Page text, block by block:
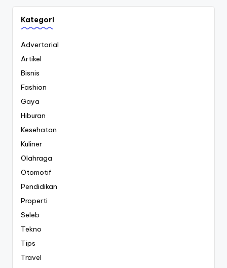
Kategori
Advertorial
Artikel
Bisnis
Fashion
Gaya
Hiburan
Kesehatan
Kuliner
Olahraga
Otomotif
Pendidikan
Properti
Seleb
Tekno
Tips
Travel